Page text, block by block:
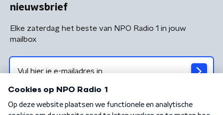
nieuwsbrief
Elke zaterdag het beste van NPO Radio 1 in jouw
mailbox